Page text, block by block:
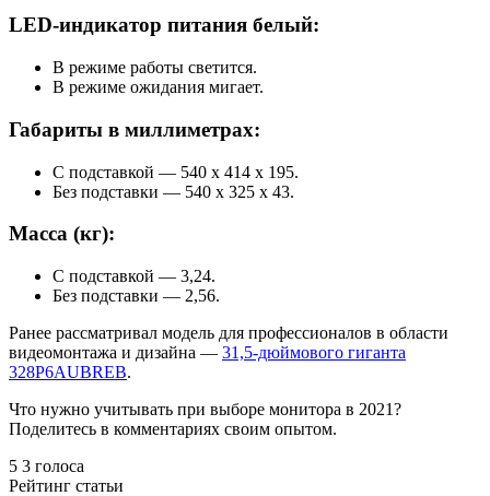
LED-индикатор питания белый:
В режиме работы светится.
В режиме ожидания мигает.
Габариты в миллиметрах:
С подставкой — 540 x 414 x 195.
Без подставки — 540 x 325 x 43.
Масса (кг):
С подставкой — 3,24.
Без подставки — 2,56.
Ранее рассматривал модель для профессионалов в области
видеомонтажа и дизайна — 31,5-дюймового гиганта
328P6AUBREB.
Что нужно учитывать при выборе монитора в 2021?
Поделитесь в комментариях своим опытом.
5 3 голоса
Рейтинг статьи